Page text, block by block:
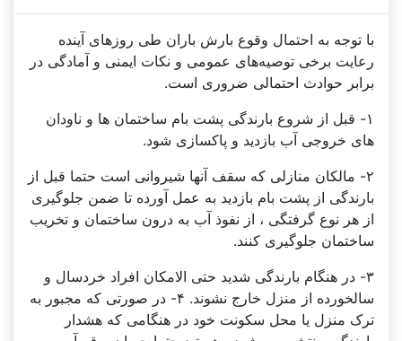
با توجه به احتمال وقوع بارش باران طی روزهای آینده
رعایت برخی توصیه‌های عمومی و نکات ایمنی و آمادگی در
برابر حوادث احتمالی ضروری است.
۱- قبل از شروع بارندگی پشت بام ساختمان ها و ناودان
های خروجی آب بازدید و پاکسازی شود.
۲- مالکان منازلی که سقف آنها شیروانی است حتما قبل از
بارندگی از پشت بام بازدید به عمل آورده تا ضمن جلوگیری
از هر نوع گرفتگی ، از نفوذ آب به درون ساختمان و تخریب
ساختمان جلوگیری کنند.
۳- در هنگام بارندگی شدید حتی الامکان افراد خردسال و
سالخورده از منزل خارج نشوند. ۴- در صورتی که مجبور به
ترک منزل یا محل سکونت خود در هنگامی که هشدار